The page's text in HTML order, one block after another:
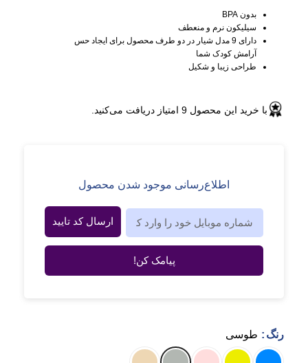
بدون BPA
سیلیکون نرم و منعطف
دارای 9 مدل شیار در دو طرف محصول برای ایجاد حس
آرامش کودک شما
طراحی زیبا و شکیل
با خرید این محصول 9 امتیاز دریافت می‌کنید.
اطلاع‌رسانی موجود شدن محصول
ارسال کد تایید
پیامک کن!
رنگ طوسی